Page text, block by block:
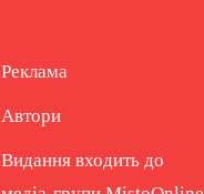
Реклама
Автори
Видання входить до